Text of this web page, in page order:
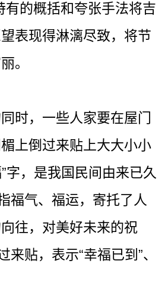
有的概括和夸张手法将吉
表现得淋漓尽致，将节
。
时，一些人家要在屋门
楣上倒过来贴上大大小小
”字，是我国民间由来已久
福气、福运，寄托了人
往，对美好未来的祝
来贴，表示“幸福已到”、